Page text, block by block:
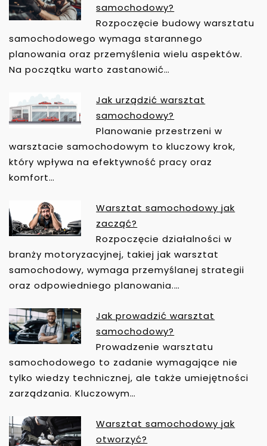
samochodowy?
Rozpoczęcie budowy warsztatu
samochodowego wymaga starannego
planowania oraz przemyślenia wielu aspektów.
Na początku warto zastanowić…
Jak urządzić warsztat
samochodowy?
Planowanie przestrzeni w
warsztacie samochodowym to kluczowy krok,
który wpływa na efektywność pracy oraz
komfort…
Warsztat samochodowy jak
zacząć?
Rozpoczęcie działalności w
branży motoryzacyjnej, takiej jak warsztat
samochodowy, wymaga przemyślanej strategii
oraz odpowiedniego planowania.…
Jak prowadzić warsztat
samochodowy?
Prowadzenie warsztatu
samochodowego to zadanie wymagające nie
tylko wiedzy technicznej, ale także umiejętności
zarządzania. Kluczowym…
Warsztat samochodowy jak
otworzyć?
N
A
W
I
G
J
A
P
I
S